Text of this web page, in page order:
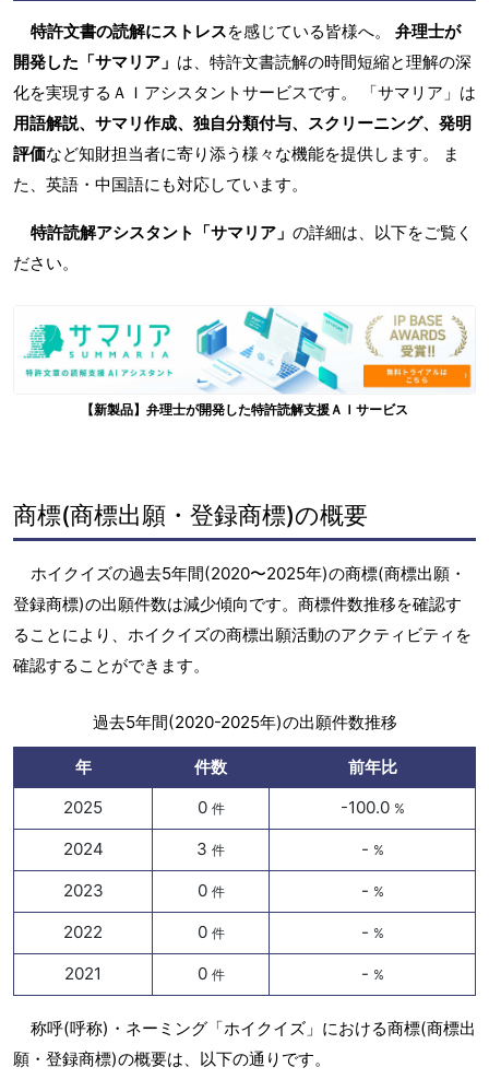
特許文書の読解にストレスを感じている皆様へ。 弁理士が
開発した「サマリア」 は、特許文書読解の時間短縮と理解の深
化を実現するＡＩアシスタントサービスです。 「サマリア」は
用語解説、サマリ作成、独自分類付与、スクリーニング、発明
評価など知財担当者に寄り添う様々な機能を提供します。 ま
た、英語・中国語にも対応しています。
特許読解アシスタント「サマリア」 の詳細は、以下をご覧く
ださい。
【新製品】弁理士が開発した特許読解支援ＡＩサービス
商標(商標出願・登録商標)の概要
ホイクイズの過去5年間(2020〜2025年)の商標(商標出願・
登録商標)の出願件数は減少傾向です。商標件数推移を確認す
ることにより、ホイクイズの商標出願活動のアクティビティを
確認することができます。
過去5年間(2020-2025年)の出願件数推移
年 件数
前年比
2025
0 件 -100.0 %
2024 3 件 - %
2023 0 件 - %
2022 0 件 - %
2021 0 件 - %
称呼(呼称)・ネーミング「ホイクイズ」における商標(商標出
願・登録商標)の概要は、以下の通りです。